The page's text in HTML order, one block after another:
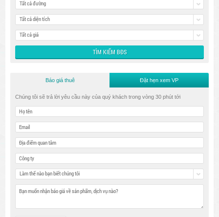
Tất cả đường
Tất cả diện tích
Tất cả giá
Báo giá thuê Đặt hẹn xem VP
Chúng tôi sẽ trả lời yêu cầu này của quý khách trong vòng 30 phút tới
Làm thế nào bạn biết chúng tôi